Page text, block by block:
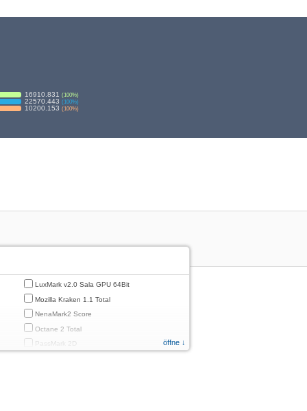
16910.831 (100%)
22570.443 (100%)
10200.153 (100%)
LuxMark v2.0 Sala GPU 64Bit
Mozilla Kraken 1.1 Total
NenaMark2 Score
Octane 2 Total
PassMark 2D
öffne ↓